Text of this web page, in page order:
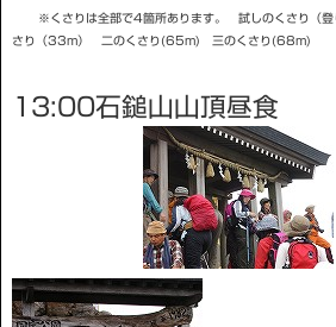
※くさりは全部で4箇所あります。 試しのくさり（
さり（33m） 二のくさり(65m) 三のくさり(68m)
13:00石鎚山山頂昼食